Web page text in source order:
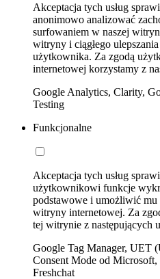
Akceptacja tych usług
anonimowo analizować
surfowaniem w naszej
witryny i ciągłego
użytkownika. Za zgodą
internetowej korzystamy z
Google Analytics, Clarity,
Testing
Funkcjonalne
Akceptacja tych usług
użytkownikowi funkcje
podstawowe i umożliwić mu
witryny internetowej. Za
tej witrynie z następujących
Google Tag Manager, UET
Consent Mode od
Freshchat